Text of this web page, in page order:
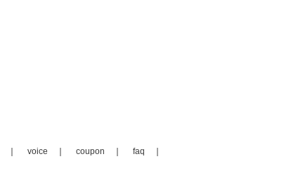
voice coupon
faq